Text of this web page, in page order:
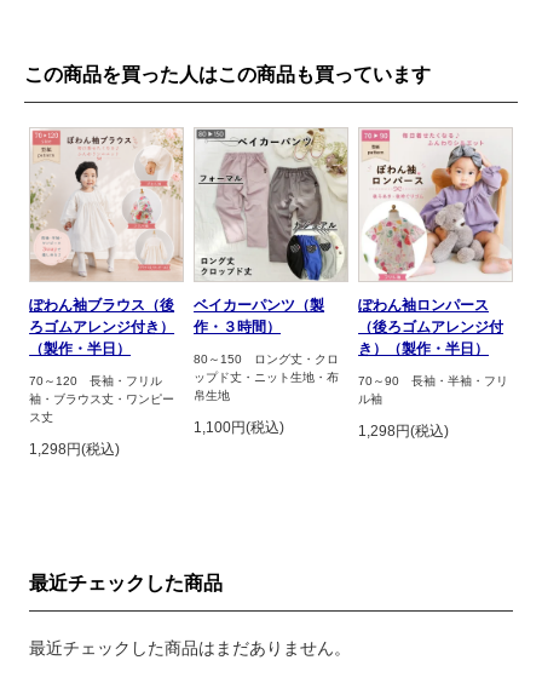
この商品を買った人はこの商品も買っています
ぽわん袖ブラウス（後
ろゴムアレンジ付き）
（製作・半日）
70～120 長袖・フリル
袖・ブラウス丈・ワンピー
ス丈
1,298円(税込)
ベイカーパンツ（製
作・３時間）
80～150 ロング丈・クロ
ップド丈・ニット生地・布
帛生地
1,100円(税込)
ぽわん袖ロンパース
（後ろゴムアレンジ付
き）（製作・半日）
70～90 長袖・半袖・フリ
ル袖
1,298円(税込)
最近チェックした商品
最近チェックした商品はまだありません。